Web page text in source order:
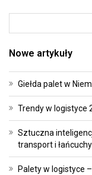
Nowe artykuły
Giełda palet w
Trendy w logistyce
Sztuczna
transport i
Palety w logistyce